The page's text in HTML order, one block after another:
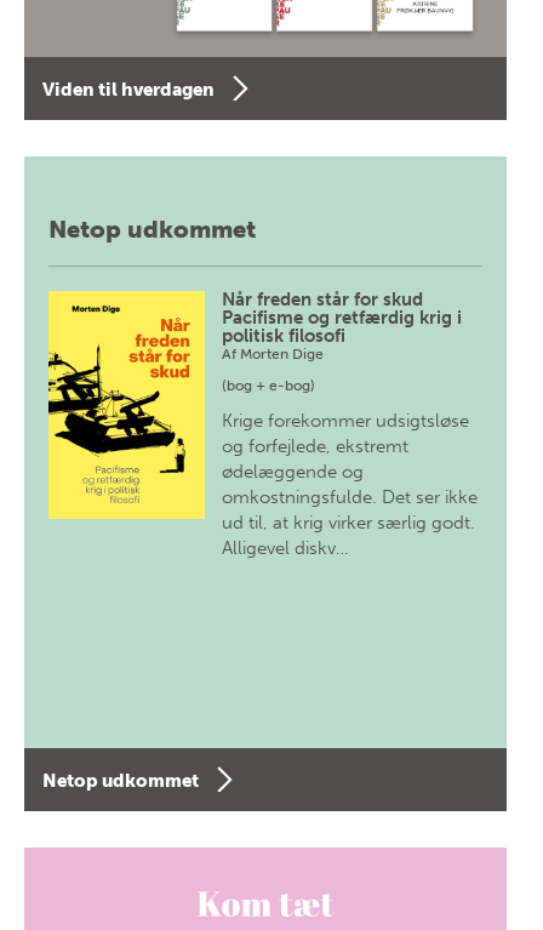
Viden til hverdagen
Netop udkommet
Når freden står for skud
Pacifisme og retfærdig krig i
politisk filosofi
Af Morten Dige
(bog + e-bog)
Krige forekommer udsigtsløse
og forfejlede, ekstremt
ødelæggende og
omkostningsfulde. Det ser ikke
ud til, at krig virker særlig godt.
Alligevel diskv…
Netop udkommet